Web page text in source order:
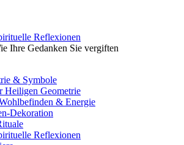
Reflexionen
Ihre Gedanken Sie vergiften
& Symbole
Heiligen Geometrie
& Energie
Dekoration
Reflexionen